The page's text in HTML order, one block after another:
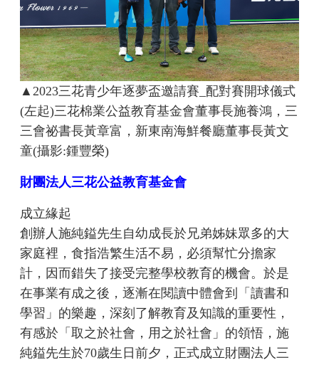
▲2023三花青少年逐夢盃邀請賽_配對賽開球儀式
(左起)三花棉業公益教育基金會董事長施養鴻，三
三會祕書長黃章富，新東南海鮮餐廳董事長黃文
童(攝影:鍾豐榮)
財團法人三花公益教育基金會
成立緣起
創辦人施純鎰先生自幼成長於兄弟姊妹眾多的大
家庭裡，食指浩繁生活不易，必須幫忙分擔家
計，因而錯失了接受完整學校教育的機會。於是
在事業有成之後，逐漸在閱讀中體會到「讀書和
學習」的樂趣，深刻了解教育及知識的重要性，
有感於「取之於社會，用之於社會」的領悟，施
純鎰先生於70歲生日前夕，正式成立財團法人三